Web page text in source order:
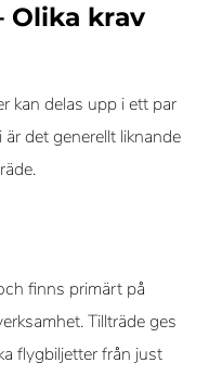
Olika krav
kan delas upp i ett par
det generellt liknande
finns primärt på
Tillträde ges
flygbiljetter från just